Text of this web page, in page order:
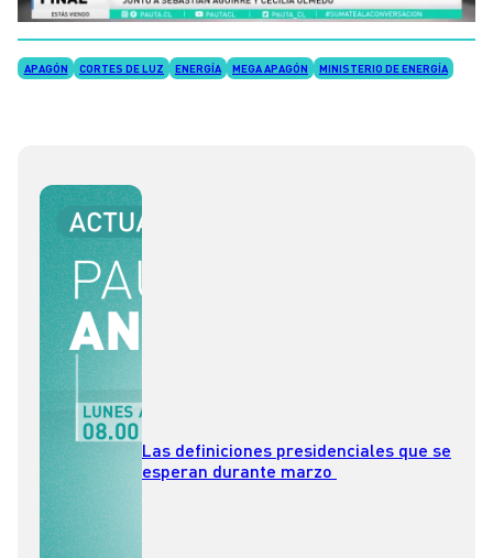
APAGÓN CORTES DE LUZ ENERGÍA MEGA APAGÓN MINISTERIO DE ENERGÍA
Las definiciones presidenciales que se
esperan durante marzo